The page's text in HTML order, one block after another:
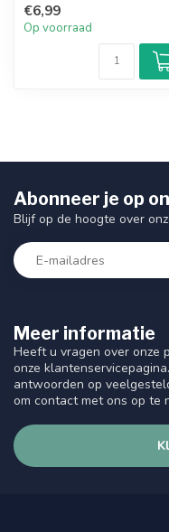
€6,99
Op voorraad
Meer informatie
Heeft u vragen over onze
onze
antwoorden op
om contact met ons op te
Abonneer je op
Blijf op de hoogte over